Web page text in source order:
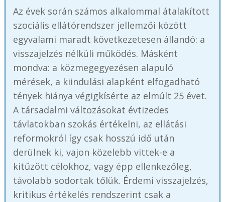
Az évek során számos alkalommal átalakított
szociális ellátórendszer jellemzői között
egyvalami maradt következetesen állandó: a
visszajelzés nélküli működés. Másként
mondva: a közmegegyezésen alapuló
mérések, a kiindulási alapként elfogadható
tények hiánya végigkísérte az elmúlt 25 évet.
A társadalmi változásokat évtizedes
távlatokban szokás értékelni, az ellátási
reformokról így csak hosszú idő után
derülnek ki, vajon közelebb vittek-e a
kitűzött célokhoz, vagy épp ellenkezőleg,
távolabb sodortak tőlük. Érdemi visszajelzés,
kritikus értékelés rendszerint csak a